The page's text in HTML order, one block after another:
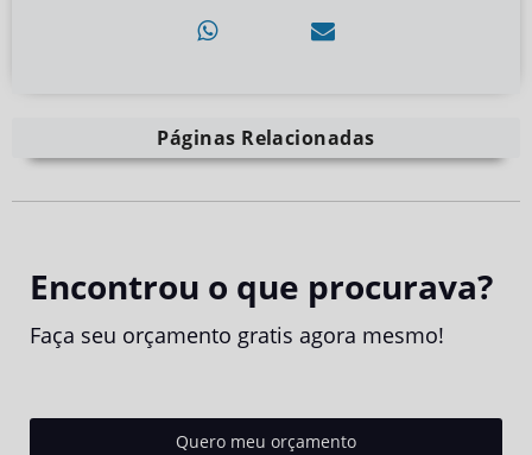
Páginas Relacionadas
Encontrou o que procurava?
Faça seu orçamento gratis agora mesmo!
Quero meu orçamento